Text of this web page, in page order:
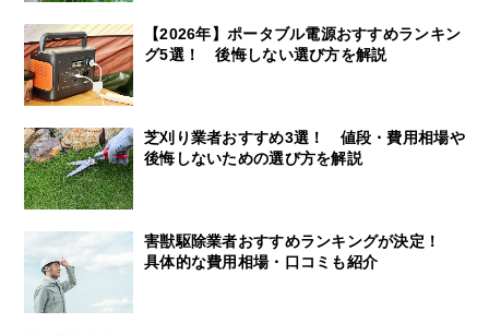
【2026年】ポータブル電源おすすめランキン
グ5選！ 後悔しない選び方を解説
芝刈り業者おすすめ3選！ 値段・費用相場や
後悔しないための選び方を解説
害獣駆除業者おすすめランキングが決定！
具体的な費用相場・口コミも紹介